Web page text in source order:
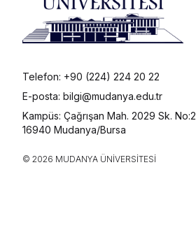
Telefon: +90 (224) 224 20 22
E-posta: bilgi@mudanya.edu.tr
Kampüs: Çağrışan Mah. 2029 Sk. No:2
16940 Mudanya/Bursa
© 2026 MUDANYA ÜNIVERSITESI